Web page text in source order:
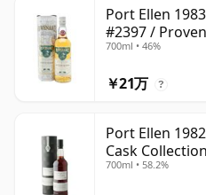
Port Ellen
#2397 /
700ml • 46%
￥21万 ?
Port Ellen
Cask
700ml • 58.2%